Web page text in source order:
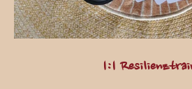
1:1